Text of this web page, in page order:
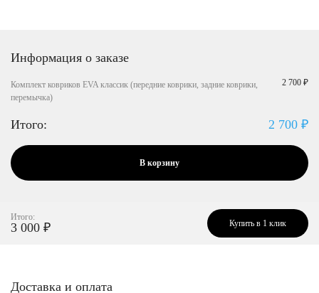
Информация о заказе
Комплект ковриков EVA классик (передние коврики, задние коврики,
перемычка)
2 700 ₽
Итого: 2 700 ₽
В корзину
Итого:
3 000 ₽ Купить в 1 клик
Доставка и оплата